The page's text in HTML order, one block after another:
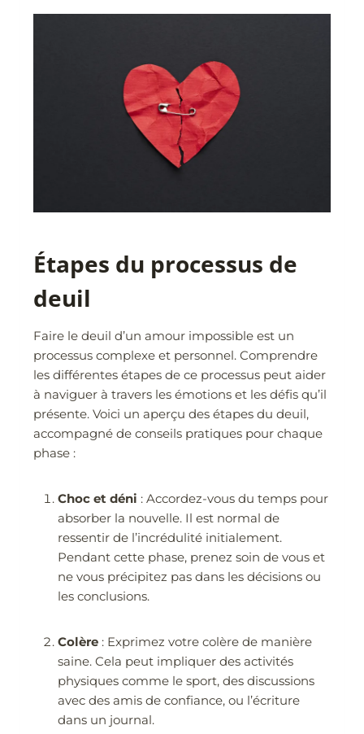
Étapes du processus de
deuil
Faire le deuil d’un amour impossible est un
processus complexe et personnel. Comprendre
les différentes étapes de ce processus peut aider
à naviguer à travers les émotions et les défis qu’il
présente. Voici un aperçu des étapes du deuil,
accompagné de conseils pratiques pour chaque
phase :
Choc et déni : Accordez-vous du temps pour
absorber la nouvelle. Il est normal de
ressentir de l’incrédulité initialement.
Pendant cette phase, prenez soin de vous et
ne vous précipitez pas dans les décisions ou
les conclusions.
Colère : Exprimez votre colère de manière
saine. Cela peut impliquer des activités
physiques comme le sport, des discussions
avec des amis de confiance, ou l’écriture
dans un journal.